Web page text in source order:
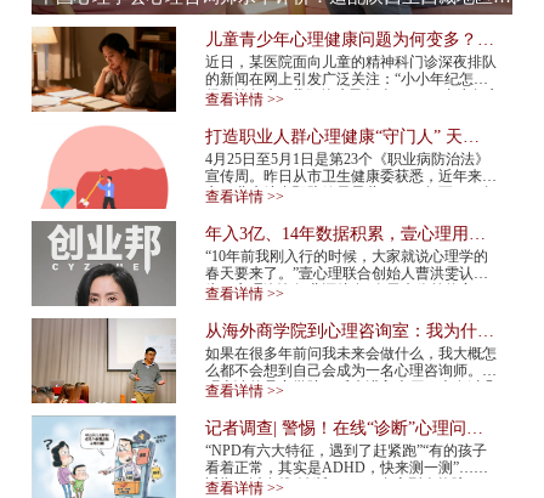
儿童青少年心理健康问题为何变多？应
该如何预防？
近日，某医院面向儿童的精神科门诊深夜排队
的新闻在网上引发广泛关注：“小小年纪怎么
得了抑郁症”“我们的孩子怎么了”……青少年心
查看详情 >>
打造职业人群心理健康“守门人” 天津
市职业人群心理咨询平台上线
4月25日至5月1日是第23个《职业病防治法》
宣传周。昨日从市卫生健康委获悉，近年来我
市职业病综合预防效果显著，2015年至2024年
2024年...
查看详情 >>
年入3亿、14年数据积累，壹心理用AI
打造心理服务行业“小怪兽”
“10年前我刚入行的时候，大家就说心理学的
春天要来了。”壹心理联合创始人曹洪雯认
为，心理咨询行业还处在“春天来临前的寒
标准...
查看详情 >>
从海外商学院到心理咨询室：我为什么
在34岁决定转行
如果在很多年前问我未来会做什么，我大概怎
么都不会想到自己会成为一名心理咨询师。我
硕士读的是商学院。后来进入大厂，也有过几
常、...
查看详情 >>
记者调查| 警惕！在线“诊断”心理问
题，越治越病！
“NPD有六大特征，遇到了赶紧跑”“有的孩子
看着正常，其实是ADHD，快来测一测”……
近期，以在线“诊断”NPD（自恋型人格障
查看详情 >>